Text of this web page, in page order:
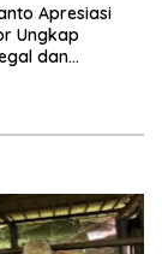
Apresiasi
Ungkap
dan